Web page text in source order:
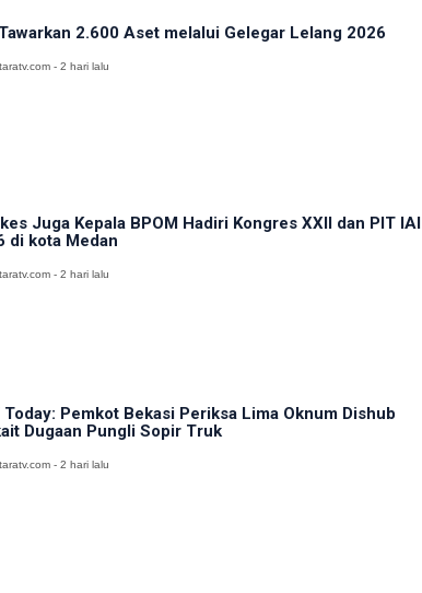
2.600 Aset melalui Gelegar Lelang 2026
- 2 hari lalu
Juga Kepala BPOM Hadiri Kongres XXII dan PIT IAI
di kota Medan
- 2 hari lalu
Today: Pemkot Bekasi Periksa Lima Oknum Dishub
Dugaan Pungli Sopir Truk
- 2 hari lalu